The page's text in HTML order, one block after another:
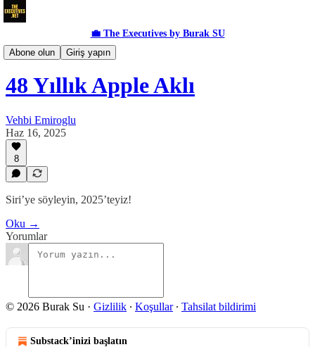
💼 The Executives by Burak SU
Abone olun
Giriş yapın
Teknoloji
48 Yıllık Apple Aklı
Vehbi Emiroglu
Haz 16, 2025
8
Siri’ye söyleyin, 2025’teyiz!
Oku →
Yorumlar
© 2026 Burak Su · Gizlilik ∙ Koşullar∙ Tahsilat bildirimi
Substack’inizi başlatın